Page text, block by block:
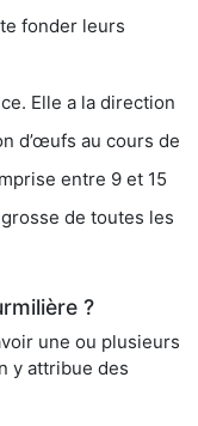
fonder leurs
Elle a la direction
d’œufs au cours de
entre 9 et 15
de toutes les
?
une ou plusieurs
y attribue des